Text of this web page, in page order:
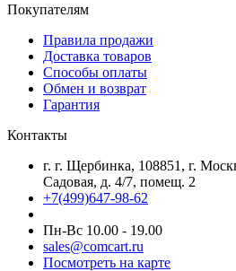
Покупателям
Правила продажи
Доставка товаров
Способы оплаты
Обмен и возврат
Гарантия
Контакты
г. г. Щербинка, 108851, г.
Садовая, д. 4/7, помещ. 2
+7(499)647-98-62
Пн-Вс 10.00 - 19.00
sales@comcart.ru
Посмотреть на карте